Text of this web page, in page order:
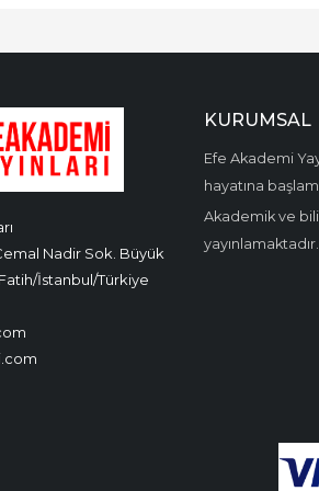
Nadir Sok. Büyük
İstanbul/Türkiye
KURUMSAL
Efe Akademi
hayatına
Akademik ve
yayınlamaktadır.